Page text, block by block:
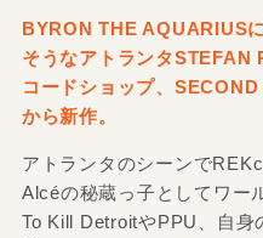
BYRON THE AQUARIUS
そうなアトランタSTEFAN
コードショップ、
から新作。
アトランタのシーンで
Alcéの秘蔵っ子としてワー
To Kill DetroitやPPU、自